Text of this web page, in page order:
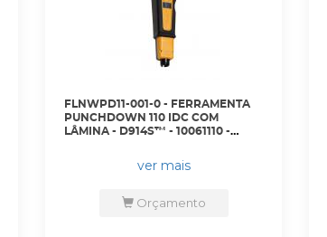
FLNWPD11-001-0 - FERRAMENTA
PUNCHDOWN 110 IDC COM
LÂMINA - D914S™ - 10061110 -
ver mais
Orçamento